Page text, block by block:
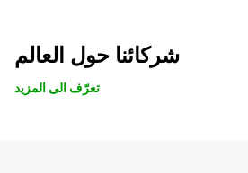
شركائنا حول العالم
تعرّف الى المزيد